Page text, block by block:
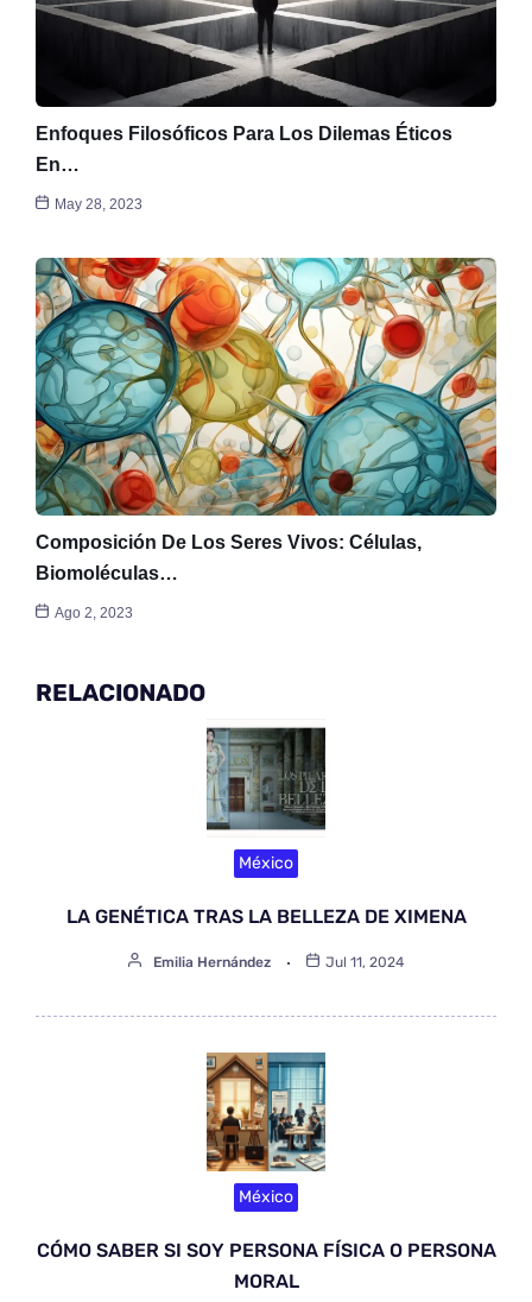
Enfoques Filosóficos Para Los Dilemas Éticos
En…
May 28, 2023
Composición De Los Seres Vivos: Células,
Biomoléculas…
Ago 2, 2023
RELACIONADO
México
LA GENÉTICA TRAS LA BELLEZA DE XIMENA
Emilia Hernández Jul 11, 2024
México
CÓMO SABER SI SOY PERSONA FÍSICA O PERSONA
MORAL